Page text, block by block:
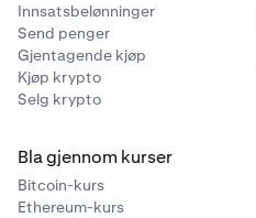
Innsatsbelønninger
Send penger
Gjentagende kjøp
Kjøp krypto
Selg krypto
Bla gjennom kurser
Bitcoin-kurs
Ethereum-kurs